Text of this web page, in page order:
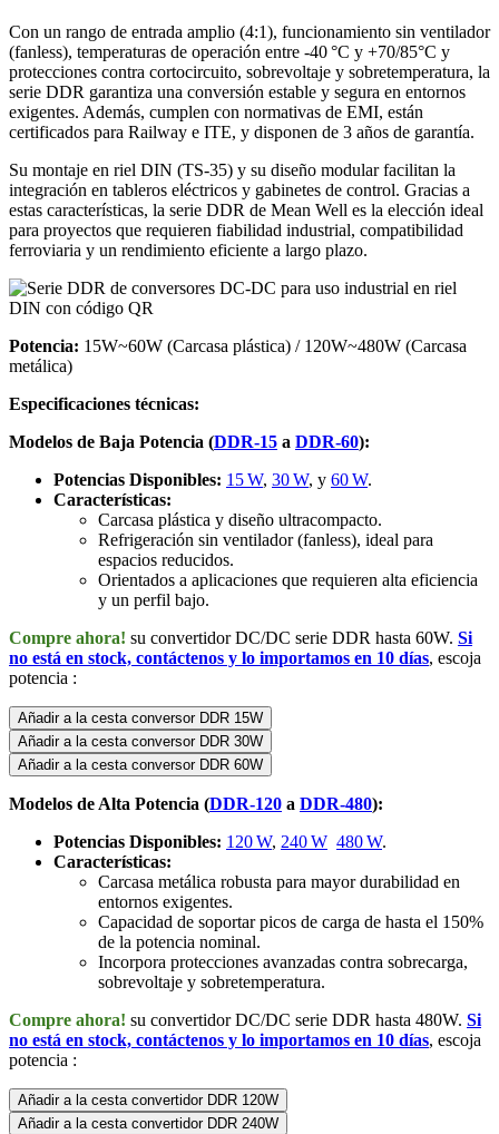
Con un rango de entrada amplio (4:1), funcionamiento sin ventilador
(fanless), temperaturas de operación entre -40 °C y +70/85°C y
protecciones contra cortocircuito, sobrevoltaje y sobretemperatura, la
serie DDR garantiza una conversión estable y segura en entornos
exigentes. Además, cumplen con normativas de EMI, están
certificados para Railway e ITE, y disponen de 3 años de garantía.
Su montaje en riel DIN (TS-35) y su diseño modular facilitan la
integración en tableros eléctricos y gabinetes de control. Gracias a
estas características, la serie DDR de Mean Well es la elección ideal
para proyectos que requieren fiabilidad industrial, compatibilidad
ferroviaria y un rendimiento eficiente a largo plazo.
Potencia: 15W~60W (Carcasa plástica) / 120W~480W (Carcasa
metálica)
Especificaciones técnicas:
Modelos de Baja Potencia (DDR-15 a DDR-60):
Potencias Disponibles: 15 W, 30 W, y 60 W.
Características:
Carcasa plástica y diseño ultracompacto.
Refrigeración sin ventilador (fanless), ideal para
espacios reducidos.
Orientados a aplicaciones que requieren alta eficiencia
y un perfil bajo.
Compre ahora! su convertidor DC/DC serie DDR hasta 60W. Si
no está en stock, contáctenos y lo importamos en 10 días, escoja
potencia :
Añadir a la cesta conversor DDR 15W
Añadir a la cesta conversor DDR 30W
Añadir a la cesta conversor DDR 60W
Modelos de Alta Potencia (DDR-120 a DDR-480):
Potencias Disponibles: 120 W, 240 W 480 W.
Características:
Carcasa metálica robusta para mayor durabilidad en
entornos exigentes.
Capacidad de soportar picos de carga de hasta el 150%
de la potencia nominal.
Incorpora protecciones avanzadas contra sobrecarga,
sobrevoltaje y sobretemperatura.
Compre ahora! su convertidor DC/DC serie DDR hasta 480W. Si
no está en stock, contáctenos y lo importamos en 10 días, escoja
potencia :
Añadir a la cesta convertidor DDR 120W
Añadir a la cesta convertidor DDR 240W